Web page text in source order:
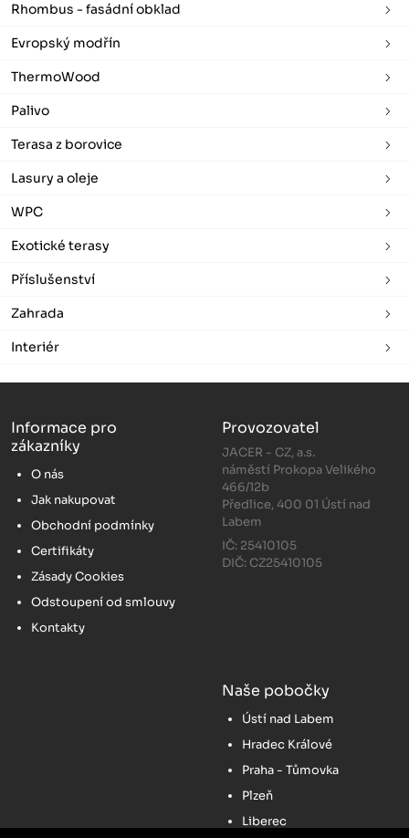
Rhombus - fasádní obklad
Evropský modřín
ThermoWood
Palivo
Terasa z borovice
Lasury a oleje
WPC
Exotické terasy
Příslušenství
Zahrada
Interiér
Informace pro
zákazníky
O nás
Jak nakupovat
Obchodní podmínky
Certifikáty
Zásady Cookies
Odstoupení od smlouvy
Kontakty
Provozovatel
JACER - CZ, a.s.
náměstí Prokopa Velikého
466/12b
Předlice, 400 01 Ústí nad
Labem
IČ: 25410105
DIČ: CZ25410105
Naše pobočky
Ústí nad Labem
Hradec Králové
Praha - Tůmovka
Plzeň
Liberec